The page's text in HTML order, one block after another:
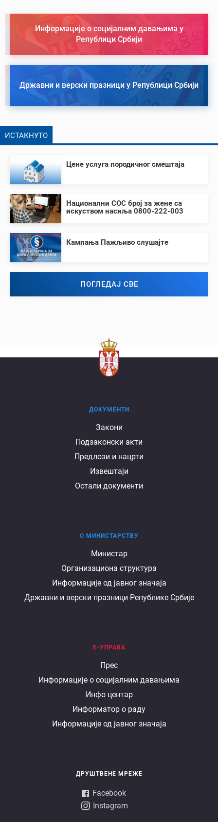
Информације о социјалним давањима у
Републици Србији
Државни и верски празници у Републици Србији
ИСТАКНУТО
Цене услуга породичног смештаја
Национални СОС број за жене са
искуством насиља 0800-222-003
Кампања Пажљиво слушајте
ПОГЛЕДАЈ СВЕ
ДОКУМЕНТИ
Закони
Подзаконски акти
Предлози и нацрти
Извештаји
Остали документи
министарству
О МИНИСТАРСТВУ
Министар
Организациона структура
Информације од јавног значаја
Државни и верски празници Републике Србије
Е-УПРАВА
Прес
Информације о социјалним давањима
Инфо центар
Информатор о раду
Информације од јавног значаја
ДРУШТВЕНЕ МРЕЖЕ
Facebook
Instagram